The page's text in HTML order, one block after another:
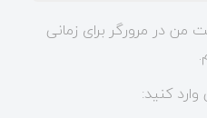
من در مرورگر برای زمانی
کنید: